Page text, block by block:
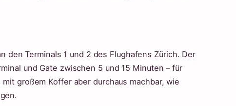
den Terminals 1 und 2 des Flughafens Zürich. Der
und Gate zwischen 5 und 15 Minuten – für
großem Koffer aber durchaus machbar, wie